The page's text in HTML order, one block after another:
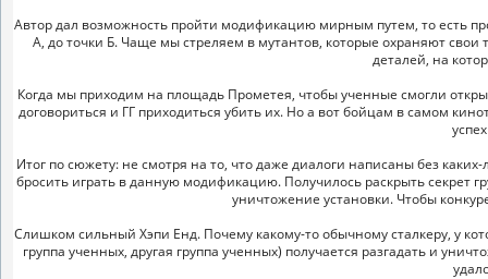
Автор дал возможность пройти модификацию мирным путем, то есть
А, до точки Б. Чаще мы стреляем в мутантов, которые охраняют свои
деталей, на
Когда мы приходим на площадь Прометея, чтобы ученные смогли
договориться и ГГ приходиться убить их. Но а вот бойцам в самом
Итог по сюжету: не смотря на то, что даже диалоги написаны без
бросить играть в данную модификацию. Получилось раскрыть секрет
уничтожение установки. Чтобы
Слишком сильный Хэпи Енд. Почему какому-то обычному сталкеру, у
группа ученных, другая группа ученных) получается разгадать и